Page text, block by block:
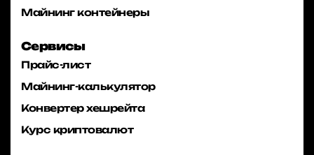
Майнинг контейнеры
Сервисы
Прайс-лист
Майнинг-калькулятор
Конвертер хешрейта
Курс криптовалют